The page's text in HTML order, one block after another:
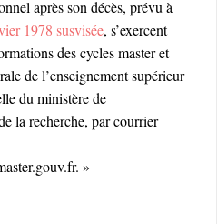
après son décès, prévu à
1978 susvisée, s’exercent
des cycles master et
de l’enseignement supérieur
du ministère de
la recherche, par courrier
»